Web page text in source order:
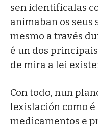
sen identificalas
animaban os seus
mesmo a través
é un dos
de mira a lei
Con todo, nun
lexislación como
medicamentos e